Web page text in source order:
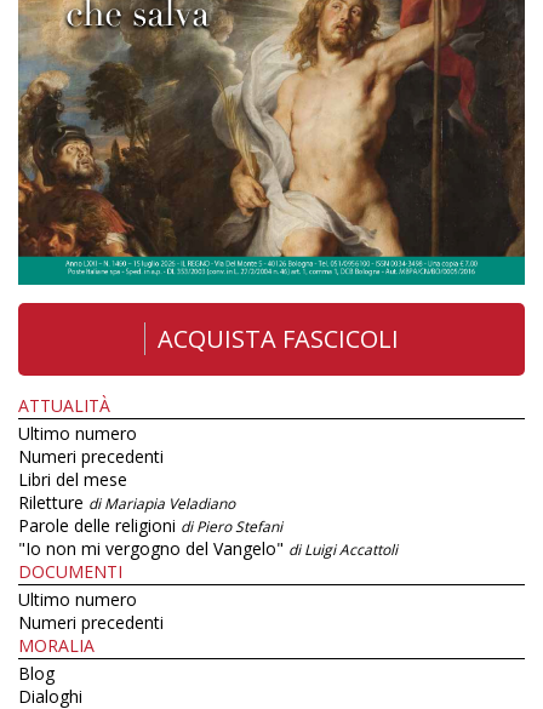
ACQUISTA FASCICOLI
ATTUALITÀ
Ultimo numero
Numeri precedenti
Libri del mese
Riletture di Mariapia Veladiano
Parole delle religioni di Piero Stefani
"Io non mi vergogno del Vangelo" di Luigi Accattoli
DOCUMENTI
Ultimo numero
Numeri precedenti
MORALIA
Blog
Dialoghi